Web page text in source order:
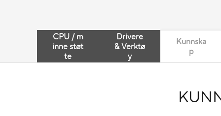
CPU / m
inne støt
te
Drivere
& Verktø
y
Kunnska
p